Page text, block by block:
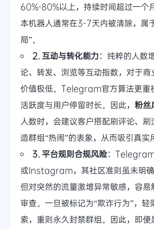
60%-80%以上，持续时间超过一个
本机器人通常在3-7天内被清除，属
局”。
2. 互动与转化能力：纯粹的人数
论、转发、浏览等互动指数，对于商
价值极低。Telegram官方算法更重
活跃度与用户停留时长。因此， 粉丝
人数时，会建议客户搭配刷评论、
造群组“热闹”的表象，从而吸引真实
3. 平台规则合规风险：
或Instagram，其社区准则虽未明确
但对突然的流量激增异常敏感，容易
审查。一旦被标记为“欺诈行为”，轻
索，重则永久封禁群组。因此，即便